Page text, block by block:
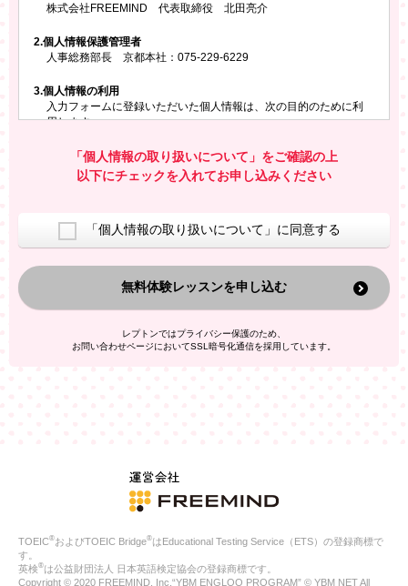
所属施設名・会員番号またはクーポンコード
所属施設名
会員番号またはクーポンコード
株式会社FREEMIND 代表取締役 北田亮介
2.個人情報保護管理者
人事総務部長 京都本社：075-229-6229
3.個人情報の利用
入力フォームに登録いただいた個人情報は、次の目的のために利
用します。
お問い合わせにお答えするため
レプトンのキャンペーンや新商品（新サービス）、新規開講教
室等をご案内するため
換した上で、広告・宣伝・販売促進活動に役立てること
上記の利用目的のために第三者へ提供すること
なお、この利用目的を超えた個人情報の取扱いは行いません。ま
た、これ以外の目的で個人情報を利用することはありません。
人情報を、本人が特定されないデータに不可逆変換した上で第三
者広告配信事業者においてマッチングを行い、その結果に基づい
ご本人の同意がある場合
法令に基づく場合
人の生命、身体または財産の保護のために必要がある場合であ
公衆衛生の向上または児童の健全な育成の推進のために特に必
合
「個人情報の取り扱いについて」をご確認の上
以下にチェックを入れてお申し込みください
「個人情報の取り扱いについて」に同意する
無料体験レッスンを申し込む
レプトンではプライバシー保護のため、
お問い合わせページにおいてSSL暗号化通信を採用しています。
TOEIC®およびTOEIC Bridge®はEducational Testing Service（ETS）の登録商標で
す。
英検®は公益財団法人 日本英語検定協会の登録商標です。
Copyright © 2020 FREEMIND, Inc.“YBM ENGLOO PROGRAM” © YBM NET All